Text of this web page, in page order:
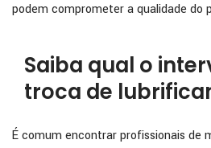
podem comprometer a qualidade do
Saiba qual o
troca de
É comum encontrar profissionais de